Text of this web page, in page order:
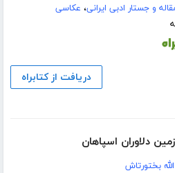
و جستار ادبی ایرانی، عکاسی
دریافت از کتابراه
دلاوران اسپاهان
بختورتاش